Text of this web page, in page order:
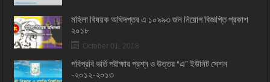
মহিলা বিষয়ক অধিদপ্তর এ ১০৯৯৩ জন নিয়োগ বিজ্ঞপ্তি প্রকাশ
২০১৮
October 01, 2018
পবিপ্রবি ভর্তি পরীক্ষার প্রশ্ন ও উত্তর “এ” ইউনিট সেশন
-২০১২-২০১৩